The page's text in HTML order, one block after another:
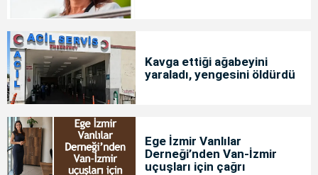
Kavga ettiği ağabeyini
yaraladı, yengesini öldürdü
Ege İzmir Vanlılar
Derneği’nden Van-İzmir
uçuşları için çağrı